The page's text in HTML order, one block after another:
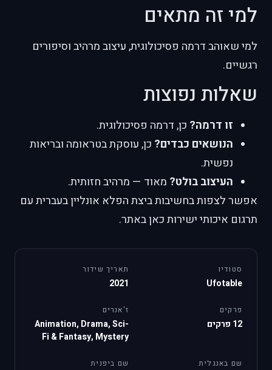
למי זה מתאים
למי שאוהב דרמה פסיכולוגית, עיצוב מרהיב וסיפורים
רגשיים.
שאלות נפוצות
זו דרמה? כן, דרמה פסיכולוגית.
הנושאים כבדים? כן, עוסקת בטראומה ובריאות
נפשית.
העיצוב בולט? מאוד — מרהיב חזותית.
אפשר לצפות בחשיבות ביצת הפלא אונליין בעברית עם
תרגום איכותי ישירות כאן באתר.
סטודיו
Ufotable
תאריך שידור
2021
פרקים
12 פרקים
ז'אנרים
Animation, Drama, Sci-
Fi & Fantasy, Mystery
שם באנגלית שם ביפנית